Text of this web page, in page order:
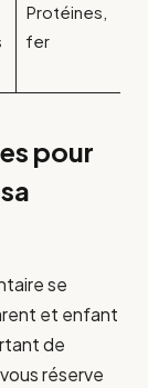
Protéines,
fer
pour
se
et enfant
de
réserve